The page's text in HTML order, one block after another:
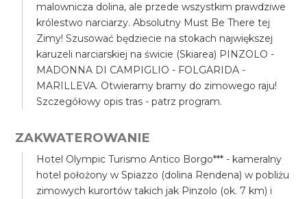
malownicza dolina, ale przede wszystkim prawdziwe
królestwo narciarzy. Absolutny Must Be There tej
Zimy! Szusować będziecie na stokach największej
karuzeli narciarskiej na świcie (Skiarea) PINZOLO -
MADONNA DI CAMPIGLIO - FOLGARIDA -
MARILLEVA. Otwieramy bramy do zimowego raju!
Szczegółowy opis tras - patrz program.
ZAKWATEROWANIE
Hotel Olympic Turismo Antico Borgo*** - kameralny
hotel położony w Spiazzo (dolina Rendena) w pobliżu
zimowych kurortów takich jak Pinzolo (ok. 7 km) i